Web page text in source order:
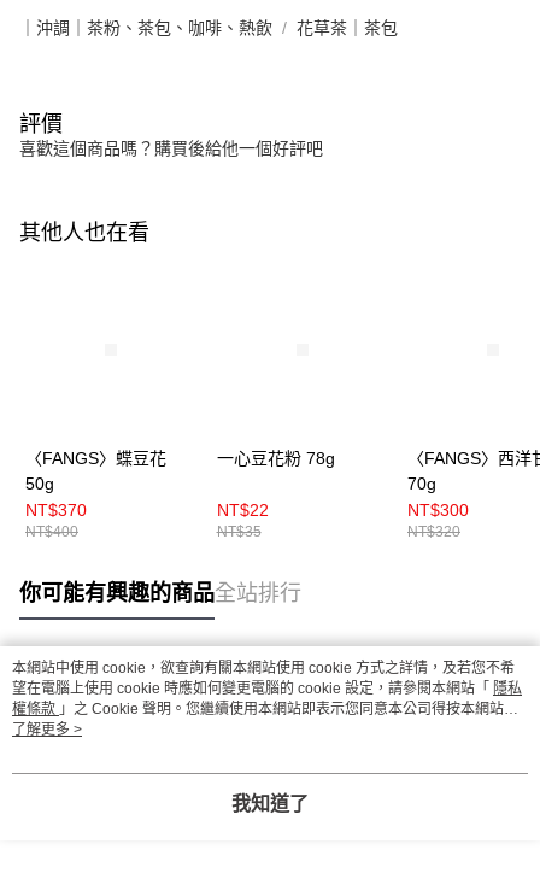
｜沖調｜茶粉、茶包、咖啡、熱飲 花草茶｜茶包
評價
喜歡這個商品嗎？購買後給他一個好評吧
其他人也在看
〈FANGS〉蝶豆花
50g
NT$370
NT$400
一心豆花粉 78g
NT$22
NT$35
〈FANGS〉西洋
70g
NT$300
NT$320
你可能有興趣的商品全站排行
熱門標籤
本網站中使用 cookie，欲查詢有關本網站使用 cookie 方式之詳情，及若您不希
望在電腦上使用 cookie 時應如何變更電腦的 cookie 設定，請參閱本網站「 隱私
權條款 」之 Cookie 聲明。您繼續使用本網站即表示您同意本公司得按本網站使
用條款之 Cookie 聲明使用 cookie。
了解更多 >
我知道了